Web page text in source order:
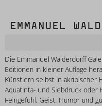
Die Emmanuel Walderdorff
Editionen in kleiner Auflage
Künstlern selbst in akribischer
Aquatinta- und Siebdruck oder
Feingefühl, Geist, Humor und